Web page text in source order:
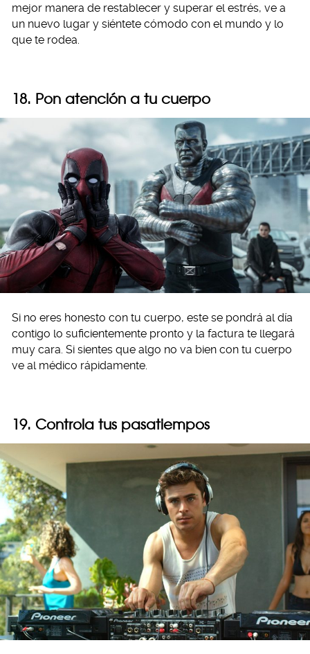
mejor manera de restablecer y superar el estrés, ve a
un nuevo lugar y siéntete cómodo con el mundo y lo
que te rodea.
18. Pon atención a tu cuerpo
Si no eres honesto con tu cuerpo, este se pondrá al día
contigo lo suficientemente pronto y la factura te llegará
muy cara. Si sientes que algo no va bien con tu cuerpo
ve al médico rápidamente.
19. Controla tus pasatiempos